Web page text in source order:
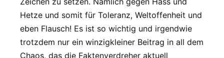
Hetze und somit für Toleranz, Weltoffenheit und
eben Flausch! Es ist so wichtig und irgendwie
trotzdem nur ein winzigkleiner Beitrag in all dem
Chaos, das die Faktenverdreher aktuell